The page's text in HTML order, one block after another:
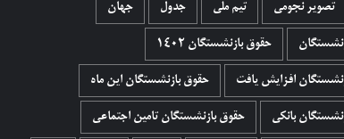
تصویر نجومی تیم ملی جدول جهان
حقوق بازنشستگان 1402
افزایش یافت حقوق بازنشستگان این ماه
بانکی حقوق بازنشستگان تامین اجتماعی